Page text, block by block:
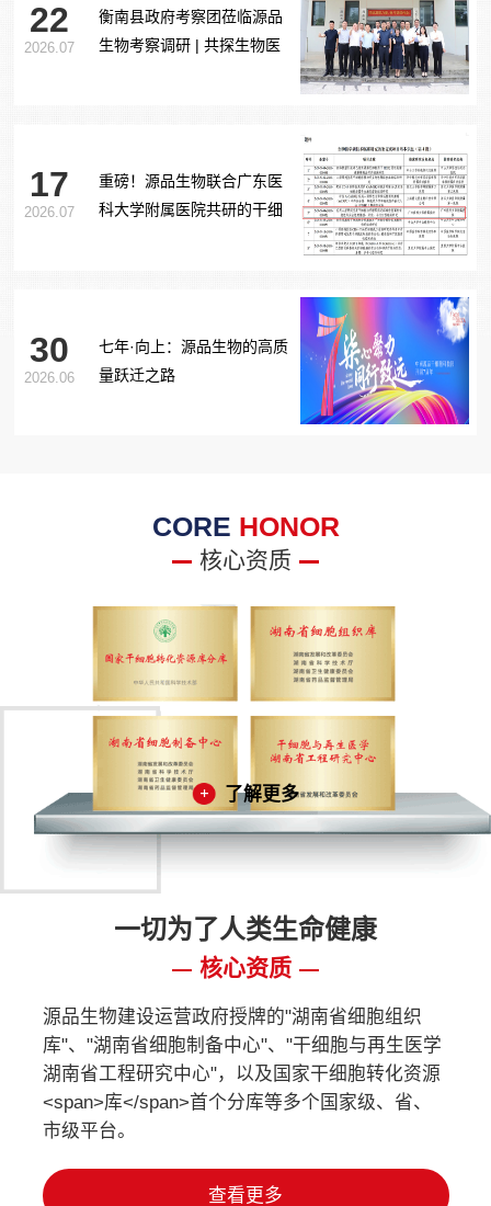
22
2026.07
衡南县政府考察团莅临源品
生物考察调研 | 共探生物医
17
2026.07
重磅！源品生物联合广东医
科大学附属医院共研的干细
30
2026.06
七年·向上：源品生物的高质
量跃迁之路
CORE HONOR
核心资质
了解更多
一切为了人类生命健康
核心资质
源品生物建设运营政府授牌的"湖南省细胞组织
库"、"湖南省细胞制备中心"、"干细胞与再生医学
湖南省工程研究中心"，以及国家干细胞转化资源
<span>库</span>首个分库等多个国家级、省、
市级平台。
查看更多